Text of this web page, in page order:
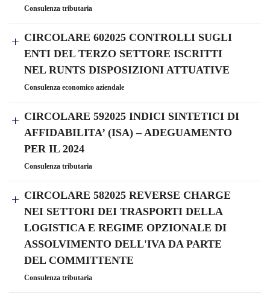
Consulenza tributaria
CIRCOLARE 602025 CONTROLLI SUGLI
ENTI DEL TERZO SETTORE ISCRITTI
NEL RUNTS DISPOSIZIONI ATTUATIVE
Consulenza economico aziendale
CIRCOLARE 592025 INDICI SINTETICI DI
AFFIDABILITA’ (ISA) – ADEGUAMENTO
PER IL 2024
Consulenza tributaria
CIRCOLARE 582025 REVERSE CHARGE
NEI SETTORI DEI TRASPORTI DELLA
LOGISTICA E REGIME OPZIONALE DI
ASSOLVIMENTO DELL'IVA DA PARTE
DEL COMMITTENTE
Consulenza tributaria